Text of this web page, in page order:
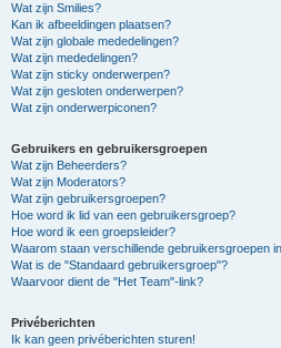
Wat zijn Smilies?
Kan ik afbeeldingen plaatsen?
Wat zijn globale mededelingen?
Wat zijn mededelingen?
Wat zijn sticky onderwerpen?
Wat zijn gesloten onderwerpen?
Wat zijn onderwerpiconen?
Gebruikers en gebruikersgroepen
Wat zijn Beheerders?
Wat zijn Moderators?
Wat zijn gebruikersgroepen?
Hoe word ik lid van een gebruikersgroep?
Hoe word ik een groepsleider?
Waarom staan verschillende gebruikersgroepen
Wat is de "Standaard gebruikersgroep"?
Waarvoor dient de "Het Team"-link?
Privéberichten
Ik kan geen privéberichten sturen!